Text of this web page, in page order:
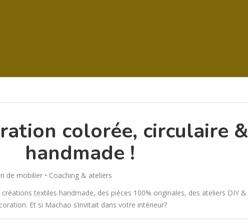
colorée, circulaire &
handmade !
de mobilier • Coaching & ateliers
créations textiles handmade, des pièces 100% originales, des ateliers DIY &
Et si Machao s’invitait dans votre intérieur?